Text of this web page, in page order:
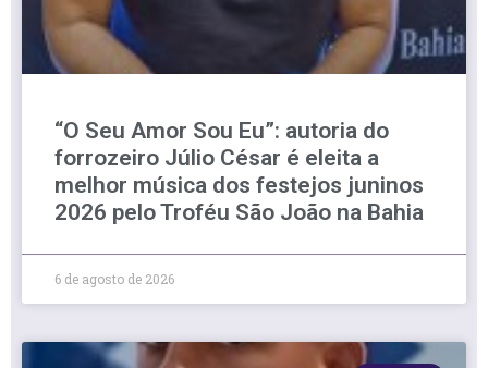
“O Seu Amor Sou Eu”: autoria do
forrozeiro Júlio César é eleita a
melhor música dos festejos juninos
2026 pelo Troféu São João na Bahia
6 de agosto de 2026